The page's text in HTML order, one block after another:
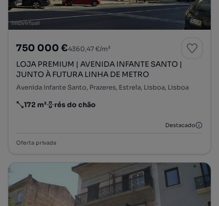
750 000 €4360,47 €/m²
LOJA PREMIUM | AVENIDA INFANTE SANTO |
JUNTO À FUTURA LINHA DE METRO
Avenida Infante Santo, Prazeres, Estrela, Lisboa, Lisboa
Preço por metro quadrado
172 m²
Andar rés do chão
Destacado
Oferta privada